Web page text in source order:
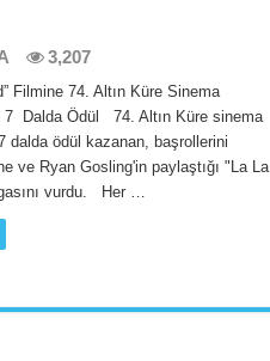
3,207
Filmine 74. Altın Küre Sinema
7 Dalda Ödül 74. Altın Küre sinema
dalda ödül kazanan, başrollerini
ve Ryan Gosling'in paylaştığı "La La
vurdu. Her …